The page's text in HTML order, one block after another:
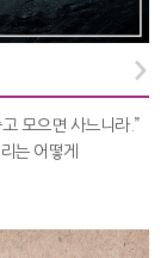
모으면 사느니라.”
는 어떻게